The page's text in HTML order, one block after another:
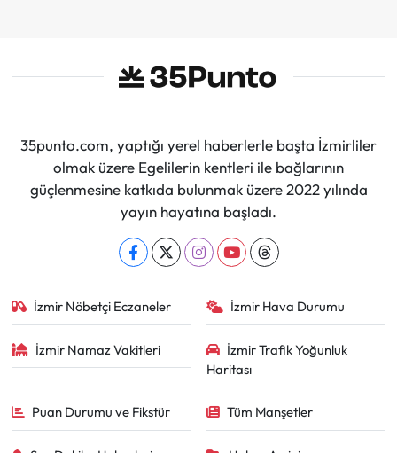
35punto.com, yaptığı yerel haberlerle başta İzmirliler
olmak üzere Egelilerin kentleri ile bağlarının
güçlenmesine katkıda bulunmak üzere 2022 yılında
yayın hayatına başladı.
İzmir Nöbetçi Eczaneler İzmir Hava Durumu
İzmir Namaz Vakitleri
İzmir Trafik Yoğunluk
Haritası
Puan Durumu ve Fikstür Tüm Manşetler